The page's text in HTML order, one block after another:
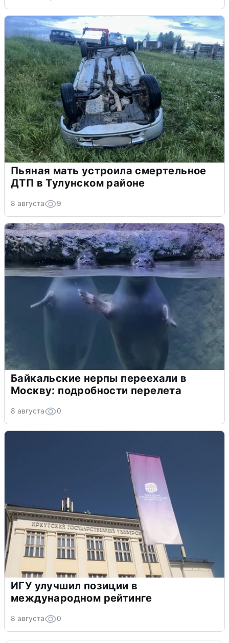
Пьяная мать устроила смертельное
ДТП в Тулунском районе
8 августа 9
Байкальские нерпы переехали в
Москву: подробности перелета
8 августа 0
ИГУ улучшил позиции в
международном рейтинге
8 августа 0